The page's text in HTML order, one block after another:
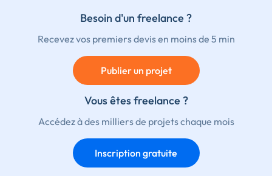
Besoin d'un freelance ?
Recevez vos premiers devis en moins de 5 min
Publier un projet
Vous êtes freelance ?
Accédez à des milliers de projets chaque mois
Inscription gratuite